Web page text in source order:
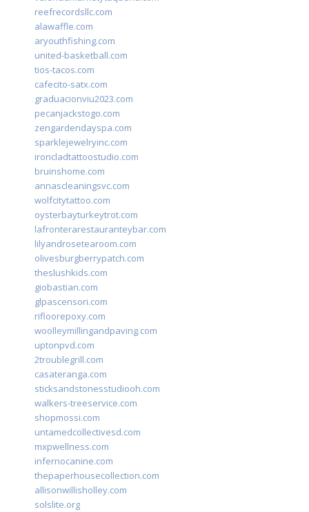
reefrecordsllc.com
alawaffle.com
aryouthfishing.com
united-basketball.com
tios-tacos.com
cafecito-satx.com
graduacionviu2023.com
pecanjackstogo.com
zengardendayspa.com
sparklejewelryinc.com
ironcladtattoostudio.com
bruinshome.com
annascleaningsvc.com
wolfcitytattoo.com
oysterbayturkeytrot.com
lafronterarestauranteybar.com
lilyandrosetearoom.com
olivesburgberrypatch.com
theslushkids.com
giobastian.com
glpascensori.com
rifloorepoxy.com
woolleymillingandpaving.com
uptonpvd.com
2troublegrill.com
casateranga.com
sticksandstonesstudiooh.com
walkers-treeservice.com
shopmossi.com
untamedcollectivesd.com
mxpwellness.com
infernocanine.com
thepaperhousecollection.com
allisonwillisholley.com
solslite.org